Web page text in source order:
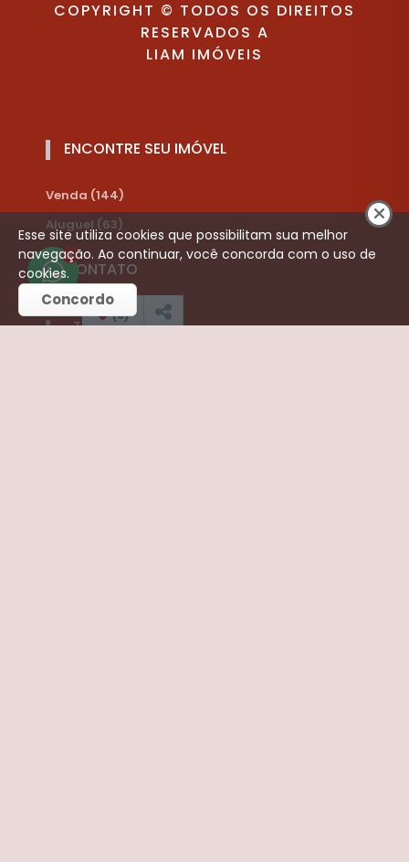
COPYRIGHT © TODOS OS DIREITOS
RESERVADOS A
LIAM IMÓVEIS
ENCONTRE SEU IMÓVEL
Venda (144)
Aluguel (63)
CONTATO
Telefone:
1
(0)
Esse site utiliza cookies que possibilitam sua melhor
navegação. Ao continuar, você concorda com o uso de
cookies.
Concordo